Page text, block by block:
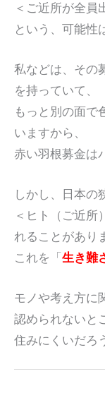
＜ご近所が全員
という、可能性
私などは、その
を持っていて、
もっと別の面で
いますから、
赤い羽根募金は
しかし、日本の
＜ヒト（ご近所
れることがあり
これを「 生き難
モノや考え方に
認められないと
住みにくいだろ